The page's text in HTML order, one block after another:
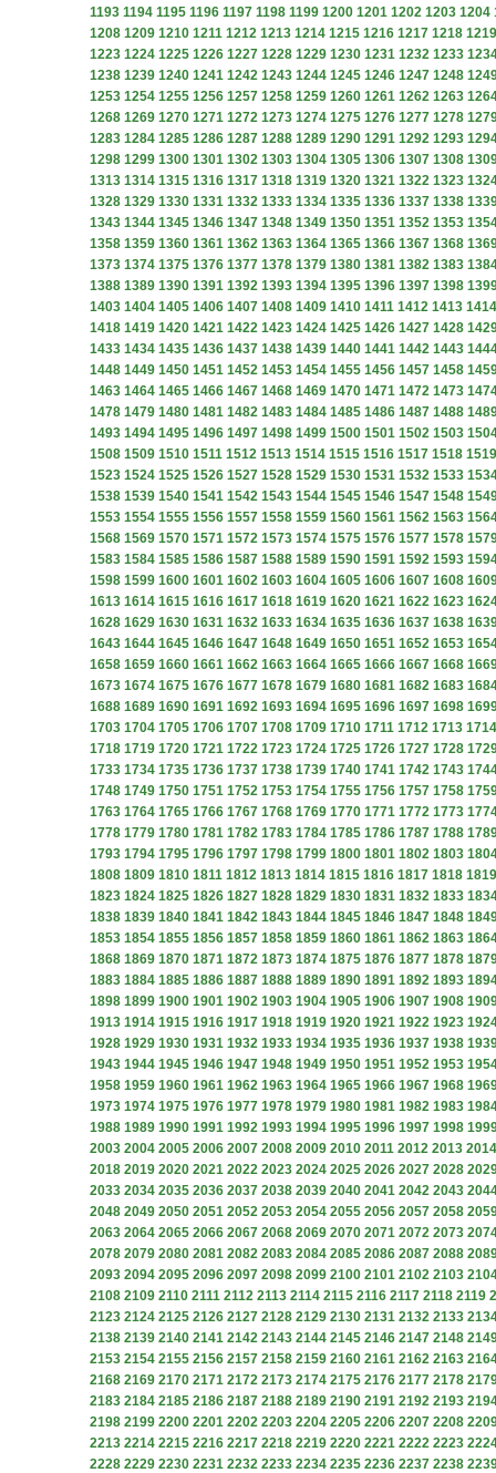
1193 1194 1195 1196 1197 1198 1199 1200 1201 1202 1203 1204
1208 1209 1210 1211 1212 1213 1214 1215 1216 1217 1218 1219
1223 1224 1225 1226 1227 1228 1229 1230 1231 1232 1233
1238 1239 1240 1241 1242 1243 1244 1245 1246 1247 1248
1253 1254 1255 1256 1257 1258 1259 1260 1261 1262 1263
1268 1269 1270 1271 1272 1273 1274 1275 1276 1277 1278
1283 1284 1285 1286 1287 1288 1289 1290 1291 1292 1293
1298 1299 1300 1301 1302 1303 1304 1305 1306 1307 1308
1313 1314 1315 1316 1317 1318 1319 1320 1321 1322 1323
1328 1329 1330 1331 1332 1333 1334 1335 1336 1337 1338
1343 1344 1345 1346 1347 1348 1349 1350 1351 1352 1353
1358 1359 1360 1361 1362 1363 1364 1365 1366 1367 1368
1373 1374 1375 1376 1377 1378 1379 1380 1381 1382 1383
1388 1389 1390 1391 1392 1393 1394 1395 1396 1397 1398
1403 1404 1405 1406 1407 1408 1409 1410 1411 1412 1413 1414
1418 1419 1420 1421 1422 1423 1424 1425 1426 1427 1428
1433 1434 1435 1436 1437 1438 1439 1440 1441 1442 1443
1448 1449 1450 1451 1452 1453 1454 1455 1456 1457 1458
1463 1464 1465 1466 1467 1468 1469 1470 1471 1472 1473
1478 1479 1480 1481 1482 1483 1484 1485 1486 1487 1488
1493 1494 1495 1496 1497 1498 1499 1500 1501 1502 1503
1508 1509 1510 1511 1512 1513 1514 1515 1516 1517 1518 1519
1523 1524 1525 1526 1527 1528 1529 1530 1531 1532 1533
1538 1539 1540 1541 1542 1543 1544 1545 1546 1547 1548
1553 1554 1555 1556 1557 1558 1559 1560 1561 1562 1563
1568 1569 1570 1571 1572 1573 1574 1575 1576 1577 1578
1583 1584 1585 1586 1587 1588 1589 1590 1591 1592 1593
1598 1599 1600 1601 1602 1603 1604 1605 1606 1607 1608
1613 1614 1615 1616 1617 1618 1619 1620 1621 1622 1623
1628 1629 1630 1631 1632 1633 1634 1635 1636 1637 1638
1643 1644 1645 1646 1647 1648 1649 1650 1651 1652 1653
1658 1659 1660 1661 1662 1663 1664 1665 1666 1667 1668
1673 1674 1675 1676 1677 1678 1679 1680 1681 1682 1683
1688 1689 1690 1691 1692 1693 1694 1695 1696 1697 1698
1703 1704 1705 1706 1707 1708 1709 1710 1711 1712 1713 1714
1718 1719 1720 1721 1722 1723 1724 1725 1726 1727 1728
1733 1734 1735 1736 1737 1738 1739 1740 1741 1742 1743
1748 1749 1750 1751 1752 1753 1754 1755 1756 1757 1758
1763 1764 1765 1766 1767 1768 1769 1770 1771 1772 1773
1778 1779 1780 1781 1782 1783 1784 1785 1786 1787 1788
1793 1794 1795 1796 1797 1798 1799 1800 1801 1802 1803
1808 1809 1810 1811 1812 1813 1814 1815 1816 1817 1818 1819
1823 1824 1825 1826 1827 1828 1829 1830 1831 1832 1833
1838 1839 1840 1841 1842 1843 1844 1845 1846 1847 1848
1853 1854 1855 1856 1857 1858 1859 1860 1861 1862 1863
1868 1869 1870 1871 1872 1873 1874 1875 1876 1877 1878
1883 1884 1885 1886 1887 1888 1889 1890 1891 1892 1893
1898 1899 1900 1901 1902 1903 1904 1905 1906 1907 1908
1913 1914 1915 1916 1917 1918 1919 1920 1921 1922 1923
1928 1929 1930 1931 1932 1933 1934 1935 1936 1937 1938
1943 1944 1945 1946 1947 1948 1949 1950 1951 1952 1953
1958 1959 1960 1961 1962 1963 1964 1965 1966 1967 1968
1973 1974 1975 1976 1977 1978 1979 1980 1981 1982 1983
1988 1989 1990 1991 1992 1993 1994 1995 1996 1997 1998
2003 2004 2005 2006 2007 2008 2009 2010 2011 2012 2013 2014
2018 2019 2020 2021 2022 2023 2024 2025 2026 2027 2028
2033 2034 2035 2036 2037 2038 2039 2040 2041 2042 2043
2048 2049 2050 2051 2052 2053 2054 2055 2056 2057 2058
2063 2064 2065 2066 2067 2068 2069 2070 2071 2072 2073
2078 2079 2080 2081 2082 2083 2084 2085 2086 2087 2088
2093 2094 2095 2096 2097 2098 2099 2100 2101 2102 2103
2108 2109 2110 2111 2112 2113 2114 2115 2116 2117 2118 2119
2123 2124 2125 2126 2127 2128 2129 2130 2131 2132 2133
2138 2139 2140 2141 2142 2143 2144 2145 2146 2147 2148
2153 2154 2155 2156 2157 2158 2159 2160 2161 2162 2163
2168 2169 2170 2171 2172 2173 2174 2175 2176 2177 2178
2183 2184 2185 2186 2187 2188 2189 2190 2191 2192 2193
2198 2199 2200 2201 2202 2203 2204 2205 2206 2207 2208
2213 2214 2215 2216 2217 2218 2219 2220 2221 2222 2223
2228 2229 2230 2231 2232 2233 2234 2235 2236 2237 2238